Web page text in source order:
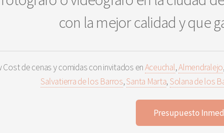
con la mejor calidad y que
de cenas y comidas con invitados enAceuchal,Almendralejo,
Salvatierra de los Barros,Santa Marta,Solana de los
Presupuesto